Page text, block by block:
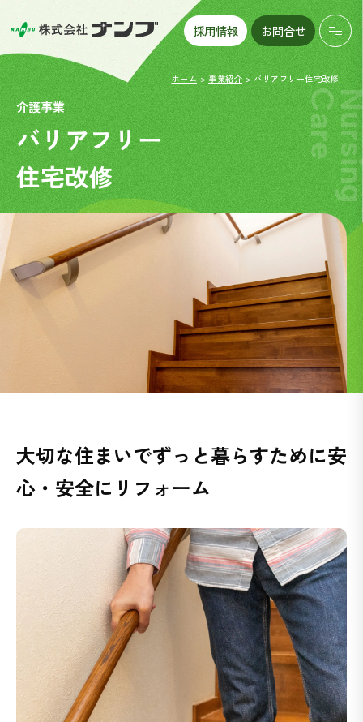
採用情報 お問合せ
ホーム 事業紹介 バリアフリー住宅改修
介護事業
バリアフリー
住宅改修
Care
大切な住まいでずっと暮らすために安
心・安全にリフォーム